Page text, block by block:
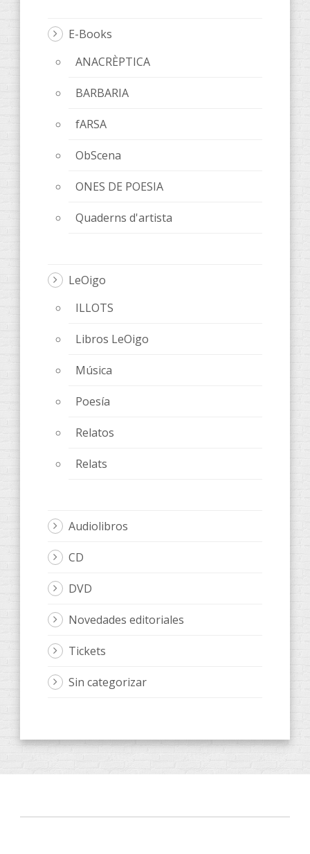
E-Books
ANACRÈPTICA
BARBARIA
fARSA
ObScena
ONES DE POESIA
Quaderns d'artista
LeOigo
ILLOTS
Libros LeOigo
Música
Poesía
Relatos
Relats
Audiolibros
CD
DVD
Novedades editoriales
Tickets
Sin categorizar